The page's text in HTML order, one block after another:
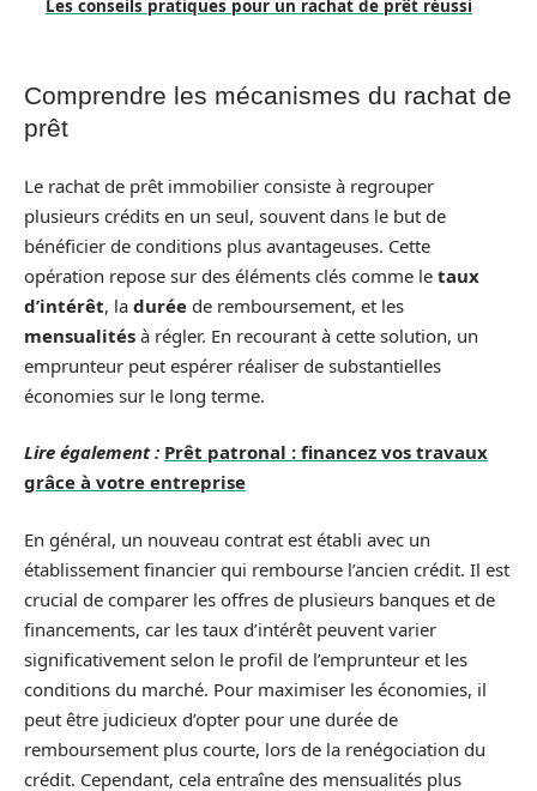
Les conseils pratiques pour un rachat de prêt réussi
Comprendre les mécanismes du rachat de
prêt
Le rachat de prêt immobilier consiste à regrouper
plusieurs crédits en un seul, souvent dans le but de
bénéficier de conditions plus avantageuses. Cette
opération repose sur des éléments clés comme le taux
d’intérêt, la durée de remboursement, et les
mensualités à régler. En recourant à cette solution, un
emprunteur peut espérer réaliser de substantielles
économies sur le long terme.
Lire également : Prêt patronal : financez vos travaux
grâce à votre entreprise
En général, un nouveau contrat est établi avec un
établissement financier qui rembourse l’ancien crédit. Il est
crucial de comparer les offres de plusieurs banques et de
financements, car les taux d’intérêt peuvent varier
significativement selon le profil de l’emprunteur et les
conditions du marché. Pour maximiser les économies, il
peut être judicieux d’opter pour une durée de
remboursement plus courte, lors de la renégociation du
crédit. Cependant, cela entraîne des mensualités plus